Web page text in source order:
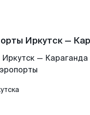
Иркутск —
—